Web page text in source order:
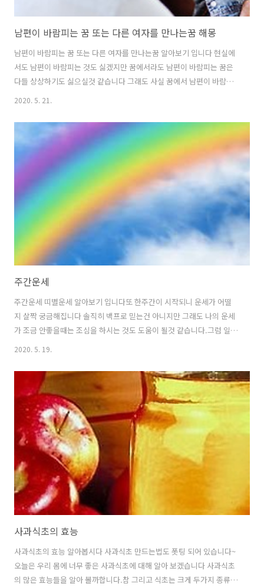
남편이 바람피는 꿈 또는 다른 여자를 만나는꿈 해몽
남편이 바람피는 꿈 또는 다른 여자를 만나는꿈 알아보기 입니다 현실에
서도 남편이 바람피는 것도 싫겠지만 꿈에서라도 남편이 바람피는 꿈은
다들 상상하기도 싫으실것 같습니다 그래도 사실 꿈에서 남편이 바람피
우 불안해 하고 노심초사 하는 심리 상태를 나타내는 꿈 입니다 괜한 오
해와 문제아닌 문제로 서로가 다툼이 많습니다 말 하마디를 하더러도 서
로가 예의를 갖추는 것이 좋습니다 속 시원하게 부부간에 대화를 해보시
길 바랍니다. 꿈에서 남편이 자신보다도 어린 여자와 바람피는 꿈 ---당
신이 생각지도 못한 일이 생길수가 있으며 당신이 계획하고 실현하려던
목표가 있었다면 실패를..
2020. 5. 21.
주간운세
주간운세 띠별운세 알아보기 입니다또 한주간이 시작되니 운세가 어떨
지 살짝 궁금해집니다 솔직히 백프로 믿는건 아니지만 그래도 나의 운세
가 조금 안좋을때는 조심을 하시는 것도 도움이 될것 같습니다.그럼 일단
은~기분좋은 한주 시작하시구여 띠별로 주간운세를 알려 드리겠습니다~
요 괜한 오해가 큰 다툼이 될수도 있으니 경거망동은 안하시는 것이 도움
이 됩니다 그리고 가까운 지인들에게 많이 베푸세요 뭐니뭐니해도 당신
을 제일 아끼고 챙겨주는 것은 가족과 친한 친구들이랍니다. 소띠 주간운
세 ----앞만 보고 달려온 당신은 이번주에는 당신을 위해서 시간을 할해
를 해보세요 하고 싶었던 것도 좀 하시고 여행도 좋구여 오롯히 당신만을
위한 한주가 되시면 좋습니..
2020. 5. 19.
사과식초의 효능
사과식초의 효능 알아봅시다 사과식초 만드는법도 폿팅 되어 있습니다~
오늘은 우리 몸에 너무 좋은 사과식초에 대해 알아 보겠습니다 사과식초
의 많은 효능들을 알아 볼까합니다.참 그리고 식초는 크게 두가지 종류로